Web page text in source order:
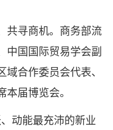
共寻商机。商务部流
中国国际贸易学会副
合作委员会代表、
届博览会。
动能最充沛的新业